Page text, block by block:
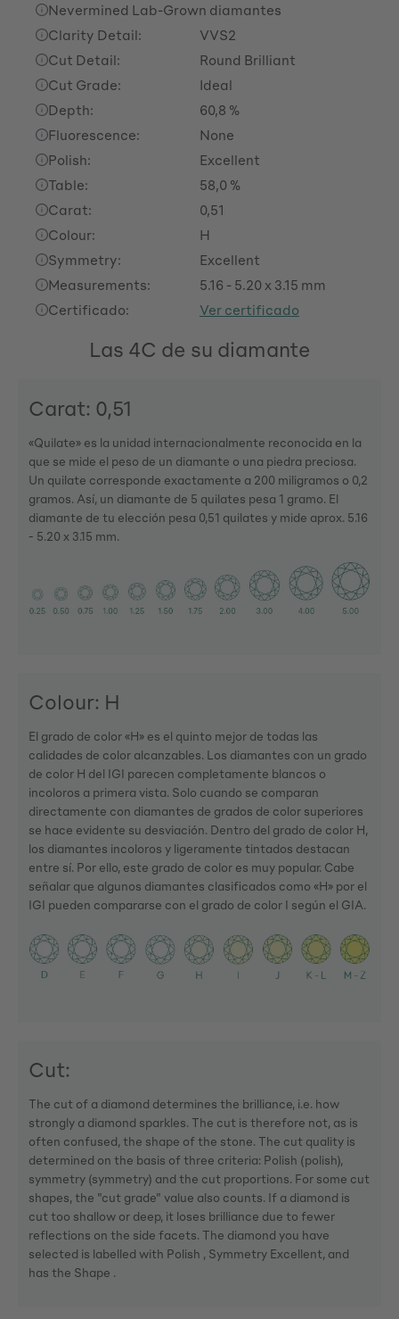
Nevermined Lab-Grown diamantes
Clarity Detail:
VVS2
Cut Detail:
Round Brilliant
Cut Grade:
Ideal
Depth:
60,8 %
Fluorescence:
None
Polish:
Excellent
Table:
58,0 %
Carat:
0,51
Colour:
H
Symmetry:
Excellent
Measurements:
5.16 - 5.20 x 3.15 mm
Certificado:
Ver certificado
Las 4C de su diamante
Carat: 0,51
«Quilate» es la unidad internacionalmente reconocida en la
que se mide el peso de un diamante o una piedra preciosa.
Un quilate corresponde exactamente a 200 miligramos o 0,2
gramos. Así, un diamante de 5 quilates pesa 1 gramo. El
diamante de tu elección pesa 0,51 quilates y mide aprox. 5.16
- 5.20 x 3.15 mm.
Colour: H
El grado de color «H» es el quinto mejor de todas las
calidades de color alcanzables. Los diamantes con un grado
de color H del IGI parecen completamente blancos o
incoloros a primera vista. Solo cuando se comparan
directamente con diamantes de grados de color superiores
se hace evidente su desviación. Dentro del grado de color H,
los diamantes incoloros y ligeramente tintados destacan
entre sí. Por ello, este grado de color es muy popular. Cabe
señalar que algunos diamantes clasificados como «H» por el
IGI pueden compararse con el grado de color I según el GIA.
Cut:
The cut of a diamond determines the brilliance, i.e. how
strongly a diamond sparkles. The cut is therefore not, as is
often confused, the shape of the stone. The cut quality is
determined on the basis of three criteria: Polish (polish),
symmetry (symmetry) and the cut proportions. For some cut
shapes, the "cut grade" value also counts. If a diamond is
cut too shallow or deep, it loses brilliance due to fewer
reflections on the side facets. The diamond you have
selected is labelled with Polish , Symmetry Excellent, and
has the Shape .